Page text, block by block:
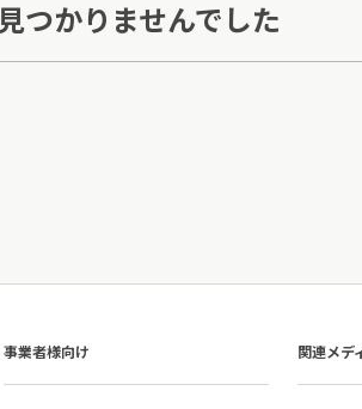
つかりませんでした
事業者様向け 関連メデ